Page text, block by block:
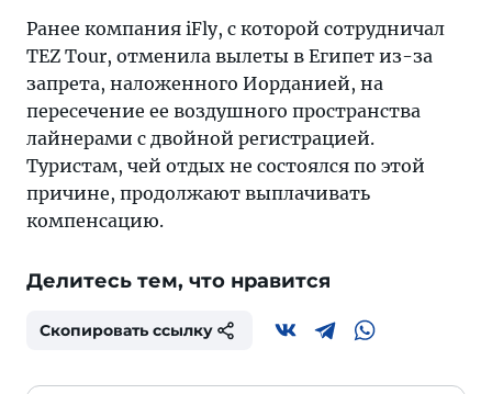
Ранее компания iFly, с которой сотрудничал
TEZ Tour, отменила вылеты в Египет из-за
запрета, наложенного Иорданией, на
пересечение ее воздушного пространства
лайнерами с двойной регистрацией.
Туристам, чей отдых не состоялся по этой
причине, продолжают выплачивать
компенсацию.
Делитесь тем, что нравится
Скопировать ссылку